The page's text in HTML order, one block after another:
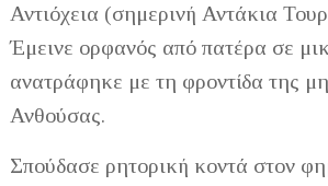
Αντιόχεια (σημερινή Αντάκια
Έμεινε ορφανός από πατέρα σε
ανατράφηκε με τη φροντίδα της
Ανθούσας.
Σπούδασε ρητορική κοντά στον